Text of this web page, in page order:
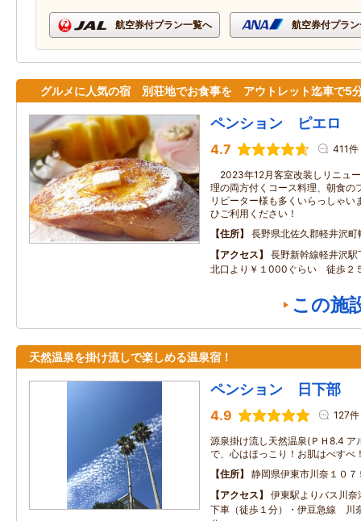
航空券付プラン一覧へ 航空券付プラ
グルメに人気の宿 別荘地でお食事を アウトレット迄車で5
ペンション ピエロ
4.7 411件
2023年12月客室改装しリニュ
理の両方付くコース料理、朝食
リピーター様も多くいらっしゃい
ひご利用ください！
住所
長野県北佐久郡軽井沢町
アクセス
長野新幹線軽井沢
北口より￥１000ぐらい 徒歩２
この施
天然温泉を掛け流しで楽しめる温泉宿！
ペンション 日下部
4.9 127件
源泉掛け流し天然温泉(ＰＨ8.4 ア
で、心はほっこり！お肌はべすべ
住所
静岡県伊東市川奈１０７
アクセス
伊東駅よりバス川
下車（徒歩１分）・伊豆急線 川